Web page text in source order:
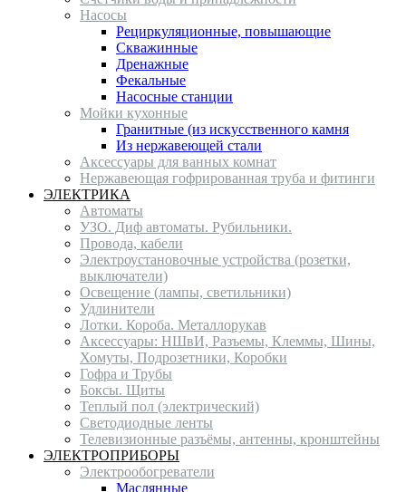
Насосы
Рециркуляционные, повышающие
Скважинные
Дренажные
Фекальные
Насосные станции
Мойки кухонные
Гранитные (из искусственного камня
Из нержавеющей стали
Аксессуары для ванных комнат
Нержавеющая гофрированная труба и фитинги
ЭЛЕКТРИКА
Автоматы
УЗО. Диф автоматы. Рубильники.
Провода, кабели
Электроустановочные устройства (розетки,
выключатели)
Освещение (лампы, светильники)
Удлинители
Лотки. Короба. Металлорукав
Аксессуары: НШвИ, Разъемы, Клеммы, Шины,
Хомуты, Подрозетники, Коробки
Гофра и Трубы
Боксы. Щиты
Теплый пол (электрический)
Светодиодные ленты
Телевизионные разъёмы, антенны, кронштейны
ЭЛЕКТРОПРИБОРЫ
Электрообогреватели
Маслянные